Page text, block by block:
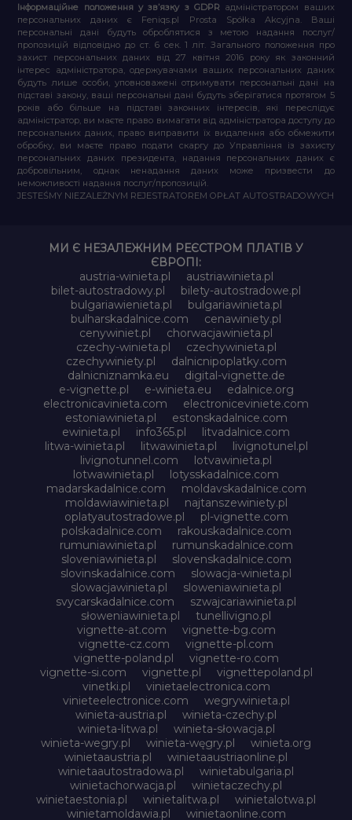
Інформаційне положення у зв’язку з GDPR адміністратором ваших
персональних даних є Feniqs.pl Prosta Spółka Akcyjna. Ваші
персональні дані будуть оброблятися з метою надання послуг/
пропозицій відповідно до ст. 6 сек. 1 літ. Загального положення про
захист персональних даних від 27 квітня 2016 року як законний
інтерес адміністратора, одержувачами ваших персональних даних
будуть лише особи, уповноважені отримувати персональні дані на
підставі закону, ваші персональні дані будуть зберігатися протягом 5
років або більше на підставі законних інтересів, які переслідує
адміністратор, ви маєте право вимагати від адміністратора доступу до
персональних даних, право виправити їх видалення або обмежити
обробку, ви маєте право подати скаргу до Управління із захисту
персональних даних президента, надання персональних даних є
добровільним, однак ненадання даних може призвести до
неможливості надання послуг/пропозицій.
JESTEŚMY NIEZALEŻNYM REJESTRATOREM OPŁAT AUTOSTRADOWYCH
МИ Є НЕЗАЛЕЖНИМ РЕЄСТРОМ ПЛАТІВ У
ЄВРОПІ:
austria-winieta.pl
austriawinieta.pl
bilet-autostradowy.pl
bilety-autostradowe.pl
bulgariawienieta.pl
bulgariawinieta.pl
bulharskadalnice.com
cenawiniety.pl
cenywiniet.pl
chorwacjawinieta.pl
czechy-winieta.pl
czechywinieta.pl
czechywiniety.pl
dalnicnipoplatky.com
dalnicniznamka.eu
digital-vignette.de
e-vignette.pl
e-winieta.eu
edalnice.org
electronicavinieta.com
electroniceviniete.com
estoniawinieta.pl
estonskadalnice.com
ewinieta.pl
info365.pl
litvadalnice.com
litwa-winieta.pl
litwawinieta.pl
livignotunel.pl
livignotunnel.com
lotvawinieta.pl
lotwawinieta.pl
lotysskadalnice.com
madarskadalnice.com
moldavskadalnice.com
moldawiawinieta.pl
najtanszewiniety.pl
oplatyautostradowe.pl
pl-vignette.com
polskadalnice.com
rakouskadalnice.com
rumuniawinieta.pl
rumunskadalnice.com
sloveniawinieta.pl
slovenskadalnice.com
slovinskadalnice.com
slowacja-winieta.pl
slowacjawinieta.pl
sloweniawinieta.pl
svycarskadalnice.com
szwajcariawinieta.pl
słoweniawinieta.pl
tunellivigno.pl
vignette-at.com
vignette-bg.com
vignette-cz.com
vignette-pl.com
vignette-poland.pl
vignette-ro.com
vignette-si.com
vignette.pl
vignettepoland.pl
vinetki.pl
vinietaelectronica.com
vinieteelectronice.com
wegrywinieta.pl
winieta-austria.pl
winieta-czechy.pl
winieta-litwa.pl
winieta-słowacja.pl
winieta-wegry.pl
winieta-węgry.pl
winieta.org
winietaaustria.pl
winietaaustriaonline.pl
winietaautostradowa.pl
winietabulgaria.pl
winietachorwacja.pl
winietaczechy.pl
winietaestonia.pl
winietalitwa.pl
winietalotwa.pl
winietamoldawia.pl
winietaonline.com